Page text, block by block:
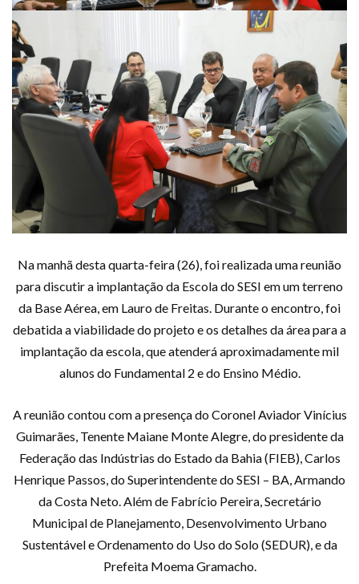
Na manhã desta quarta-feira (26), foi realizada uma reunião
para discutir a implantação da Escola do SESI em um terreno
da Base Aérea, em Lauro de Freitas. Durante o encontro, foi
debatida a viabilidade do projeto e os detalhes da área para a
implantação da escola, que atenderá aproximadamente mil
alunos do Fundamental 2 e do Ensino Médio.
A reunião contou com a presença do Coronel Aviador Vinícius
Guimarães, Tenente Maiane Monte Alegre, do presidente da
Federação das Indústrias do Estado da Bahia (FIEB), Carlos
Henrique Passos, do Superintendente do SESI – BA, Armando
da Costa Neto. Além de Fabrício Pereira, Secretário
Municipal de Planejamento, Desenvolvimento Urbano
Sustentável e Ordenamento do Uso do Solo (SEDUR), e da
Prefeita Moema Gramacho.